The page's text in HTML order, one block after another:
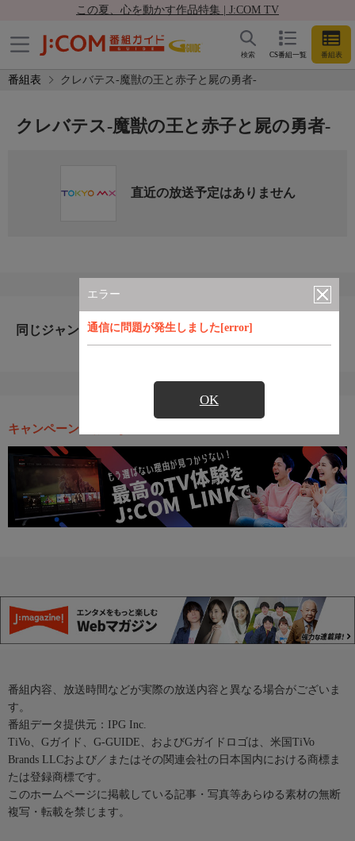
この夏、心を動かす作品特集 | J:COM TV
CS番組一覧 番組表
検索
番組表 クレバテス-魔獣の王と赤子と屍の勇者-
エラー
通信に問題が発生しました[error]
OK
クレバテス-魔獣の王と赤子と屍の勇者-
直近の放送予定はありません
同じジャンルのおすすめ番組
キャンペーン・お得な情報
番組内容、放送時間などが実際の放送内容と異なる場合がございま
す。
番組データ提供元：IPG Inc.
TiVo、Gガイド、G-GUIDE、およびGガイドロゴは、米国TiVo
Brands LLCおよび／またはその関連会社の日本国内における商標ま
たは登録商標です。
このホームページに掲載している記事・写真等あらゆる素材の無断
複写・転載を禁じます。